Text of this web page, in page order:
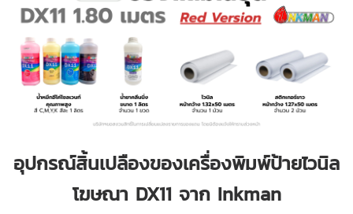
อุปกรณ์สิ้นเปลืองของเครื่องพิมพ์ป้ายไวนิล
โฆษณา DX11 จาก Inkman